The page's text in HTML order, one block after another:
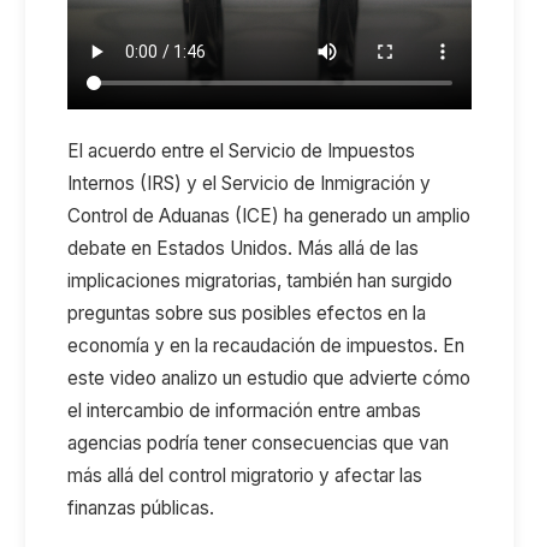
El acuerdo entre el Servicio de Impuestos
Internos (IRS) y el Servicio de Inmigración y
Control de Aduanas (ICE) ha generado un amplio
debate en Estados Unidos. Más allá de las
implicaciones migratorias, también han surgido
preguntas sobre sus posibles efectos en la
economía y en la recaudación de impuestos. En
este video analizo un estudio que advierte cómo
el intercambio de información entre ambas
agencias podría tener consecuencias que van
más allá del control migratorio y afectar las
finanzas públicas.